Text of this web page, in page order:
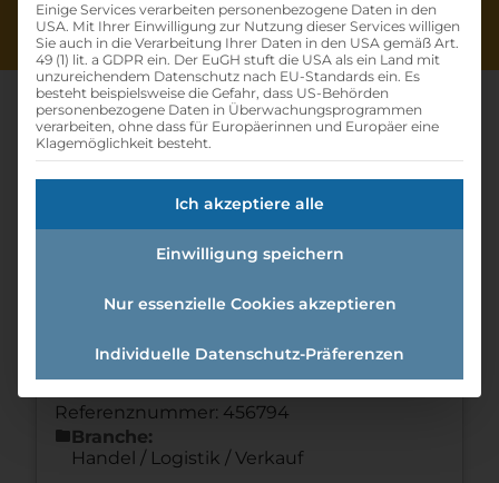
Lehrling Im Einzelhandel (w
/m /d)
Offene Lehrstellen»Lehrling im
Details zur Lehrstelle
Referenznummer: 456794
folderBranche:
Handel / Logistik / Verkauf
Einige Services verarbeiten personenbezogene Daten in den
USA. Mit Ihrer Einwilligung zur Nutzung dieser Services willigen
Sie auch in die Verarbeitung Ihrer Daten in den USA gemäß Art.
49 (1) lit. a GDPR ein. Der EuGH stuft die USA als ein Land mit
unzureichendem Datenschutz nach EU-Standards ein. Es
besteht beispielsweise die Gefahr, dass US-Behörden
personenbezogene Daten in Überwachungsprogrammen
verarbeiten, ohne dass für Europäerinnen und Europäer eine
Klagemöglichkeit besteht.
Ich akzeptiere alle
Einwilligung speichern
Nur essenzielle Cookies akzeptieren
Individuelle Datenschutz-Präferenzen